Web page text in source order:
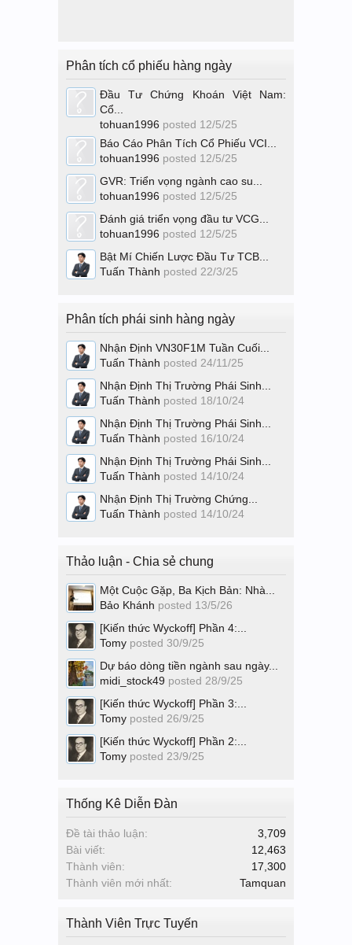
Phân tích cổ phiếu hàng ngày
Đầu Tư Chứng Khoán Việt Nam:
Cổ...
tohuan1996 posted 12/5/25
Báo Cáo Phân Tích Cổ Phiếu VCI...
tohuan1996 posted 12/5/25
GVR: Triển vọng ngành cao su...
tohuan1996 posted 12/5/25
Đánh giá triển vọng đầu tư VCG...
tohuan1996 posted 12/5/25
Bật Mí Chiến Lược Đầu Tư TCB...
Tuấn Thành posted 22/3/25
Phân tích phái sinh hàng ngày
Nhận Định VN30F1M Tuần Cuối...
Tuấn Thành posted 24/11/25
Nhận Định Thị Trường Phái Sinh...
Tuấn Thành posted 18/10/24
Nhận Định Thị Trường Phái Sinh...
Tuấn Thành posted 16/10/24
Nhận Định Thị Trường Phái Sinh...
Tuấn Thành posted 14/10/24
Nhận Định Thị Trường Chứng...
Tuấn Thành posted 14/10/24
Thảo luận - Chia sẻ chung
Một Cuộc Gặp, Ba Kịch Bản: Nhà...
Bảo Khánh posted 13/5/26
[Kiến thức Wyckoff] Phần 4:...
Tomy posted 30/9/25
Dự báo dòng tiền ngành sau ngày...
midi_stock49 posted 28/9/25
[Kiến thức Wyckoff] Phần 3:...
Tomy posted 26/9/25
[Kiến thức Wyckoff] Phần 2:...
Tomy posted 23/9/25
Thống Kê Diễn Đàn
Đề tài thảo luận:
3,709
Bài viết:
12,463
Thành viên:
17,300
Thành viên mới nhất:
Tamquan
Thành Viên Trực Tuyến